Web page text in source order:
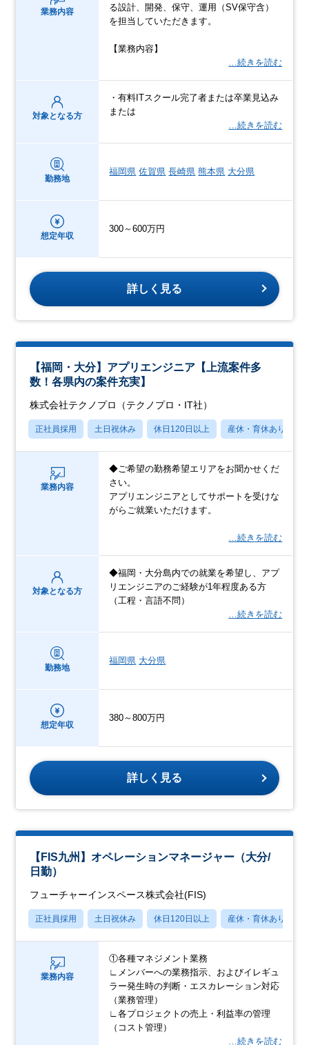
業務内容
る設計、開発、保守、運用（SV保守含）
を担当していただきます。
【業務内容】
…続きを読む
対象となる方
・有料ITスクール完了者または卒業見込み
または
…続きを読む
勤務地
福岡県 佐賀県 長崎県 熊本県 大分県
想定年収
300～600万円
詳しく見る
【福岡・大分】アプリエンジニア【上流案件多
数！各県内の案件充実】
株式会社テクノプロ（テクノプロ・IT社）
正社員採用 土日祝休み 休日120日以上 産休・育休あり
業務内容
◆ご希望の勤務希望エリアをお聞かせくだ
さい。
アプリエンジニアとしてサポートを受けな
がらご就業いただけます。
…続きを読む
対象となる方
◆福岡・大分島内での就業を希望し、アプ
リエンジニアのご経験が1年程度ある方
（工程・言語不問）
…続きを読む
勤務地
福岡県 大分県
想定年収
380～800万円
詳しく見る
【FIS九州】オペレーションマネージャー（大分/
日勤）
フューチャーインスペース株式会社(FIS)
正社員採用 土日祝休み 休日120日以上 産休・育休あり
業務内容
①各種マネジメント業務
∟メンバーへの業務指示、およびイレギュ
ラー発生時の判断・エスカレーション対応
（業務管理）
∟各プロジェクトの売上・利益率の管理
（コスト管理）
…続きを読む